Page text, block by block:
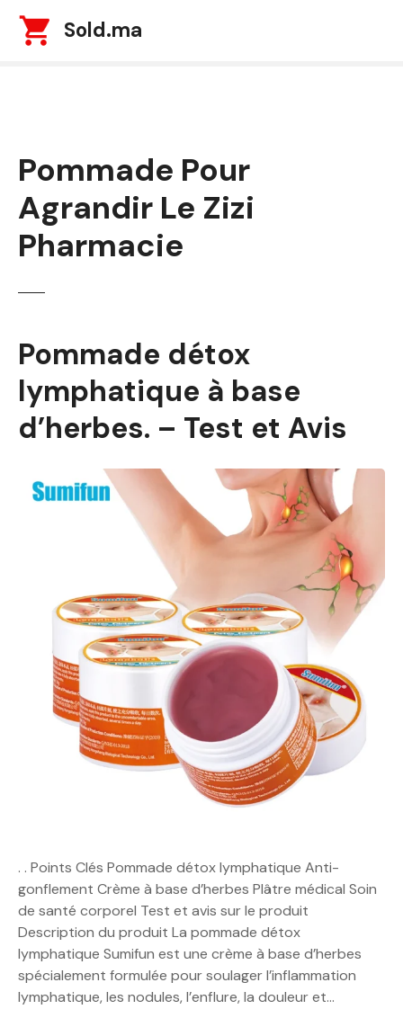
Sold.ma
Pommade Pour
Agrandir Le Zizi
Pharmacie
Pommade détox
lymphatique à base
d’herbes. – Test et Avis
. . Points Clés Pommade détox lymphatique Anti-
gonflement Crème à base d’herbes Plâtre médical Soin
de santé corporel Test et avis sur le produit
Description du produit La pommade détox
lymphatique Sumifun est une crème à base d’herbes
spécialement formulée pour soulager l’inflammation
lymphatique, les nodules, l’enflure, la douleur et…